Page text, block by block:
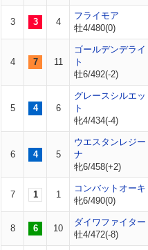
3 3 4
フライモア
牡4/480(0)
4 7 11
ゴールデンデライ
ト
牡6/492(-2)
5 4 6
グレースシルエッ
ト
牝4/434(-4)
6 4 5
ウエスタンレジー
ナ
牝6/458(+2)
7 1 1
コンバットオーキ
牝6/490(0)
8 6 10
ダイワファイター
牡4/472(-8)